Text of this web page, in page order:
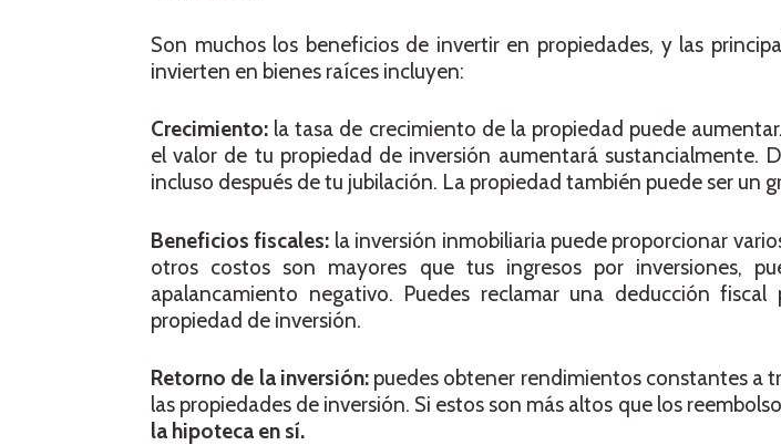
Son muchos los beneficios de invertir en propiedades, y las
invierten en bienes raíces incluyen:
Crecimiento: la tasa de crecimiento de la propiedad puede
el valor de tu propiedad de inversión aumentará sustancialmente.
incluso después de tu jubilación. La propiedad también puede ser un
Beneficios fiscales: la inversión inmobiliaria puede proporcionar
otros costos son mayores que tus ingresos por inversiones,
apalancamiento negativo. Puedes reclamar una deducción
propiedad de inversión.
Retorno de la inversión:puedes obtener rendimientos constantes a
las propiedades de inversión. Si estos son más altos que los
la hipoteca en sí.